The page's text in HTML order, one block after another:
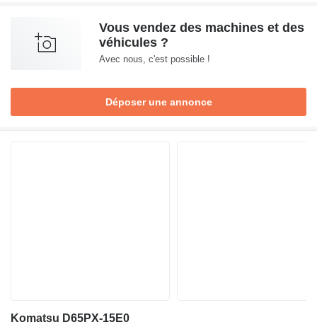
Vous vendez des machines et des
véhicules ?
Avec nous, c'est possible !
Déposer une annonce
Komatsu D65PX-15E0